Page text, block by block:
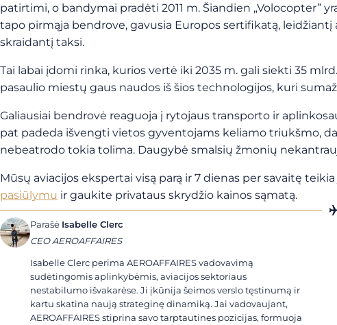
patirtimi, o bandymai pradėti 2011 m. Šiandien „Volocopter”
tapo pirmąja bendrove, gavusia Europos sertifikatą,
skraidantį taksi.
Tai labai įdomi rinka, kurios vertė iki 2035 m. gali siekti 35
pasaulio miestų gaus naudos iš šios technologijos, kuri
Galiausiai bendrovė reaguoja į rytojaus transporto ir
pat padeda išvengti vietos gyventojams keliamo triukšmo,
nebeatrodo tokia tolima. Daugybė smalsių žmonių
Mūsų aviacijos ekspertai visą parą ir 7 dienas per savaitę
pasiūlymu ir gaukite privataus skrydžio kainos sąmatą.
Parašė Isabelle Clerc
CEO AEROAFFAIRES
Isabelle Clerc perima AEROAFFAIRES vadovavimą
sudėtingomis aplinkybėmis, aviacijos sektoriaus
nestabilumo išvakarėse. Ji įkūnija šeimos verslo tęstinumą ir
kartu skatina naują strateginę dinamiką. Jai vadovaujant,
AEROAFFAIRES stiprina savo tarptautines pozicijas, formuoja